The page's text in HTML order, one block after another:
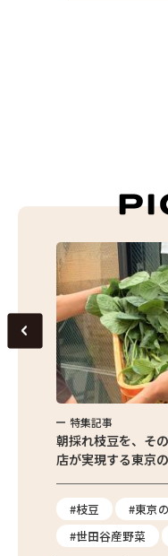
特集記事
朝採れ枝豆を、そ
店が実現する東京
#枝豆 #東京
#世田谷産野菜